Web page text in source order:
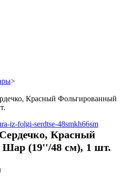
>
Красный Фольгированный
Красный
(19''/48 см), 1 шт.